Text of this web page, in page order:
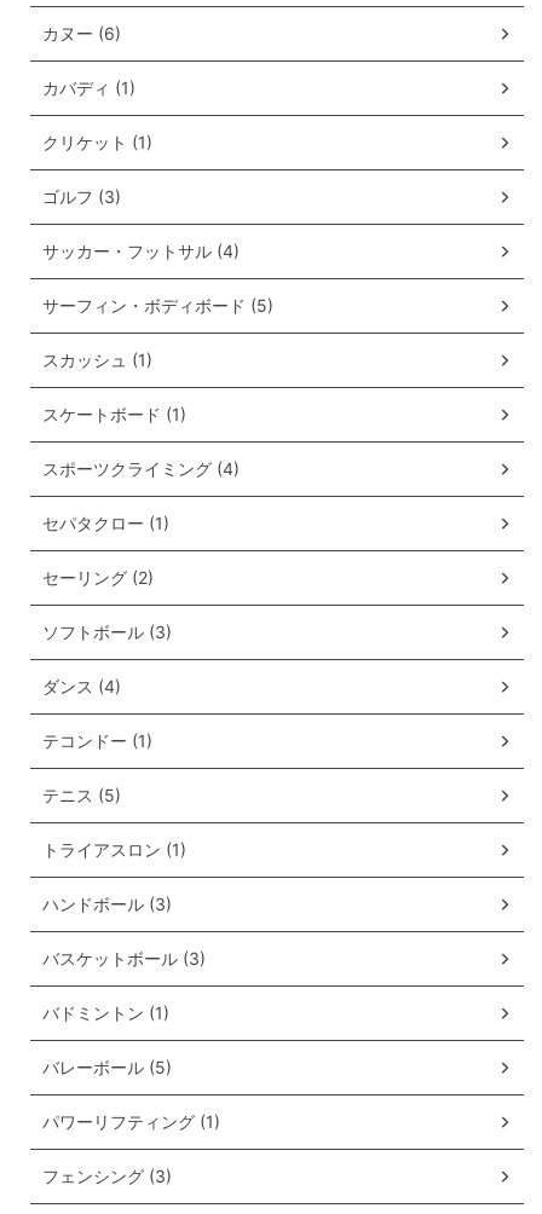
カヌー (6)
カバディ (1)
クリケット (1)
ゴルフ (3)
サッカー・フットサル (4)
サーフィン・ボディボード (5)
スカッシュ (1)
スケートボード (1)
スポーツクライミング (4)
セパタクロー (1)
セーリング (2)
ソフトボール (3)
ダンス (4)
テコンドー (1)
テニス (5)
トライアスロン (1)
ハンドボール (3)
バスケットボール (3)
バドミントン (1)
バレーボール (5)
パワーリフティング (1)
フェンシング (3)